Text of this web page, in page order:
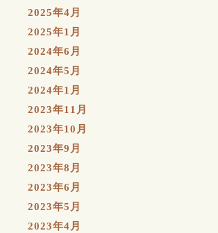
2025年4月
2025年1月
2024年6月
2024年5月
2024年1月
2023年11月
2023年10月
2023年9月
2023年8月
2023年6月
2023年5月
2023年4月